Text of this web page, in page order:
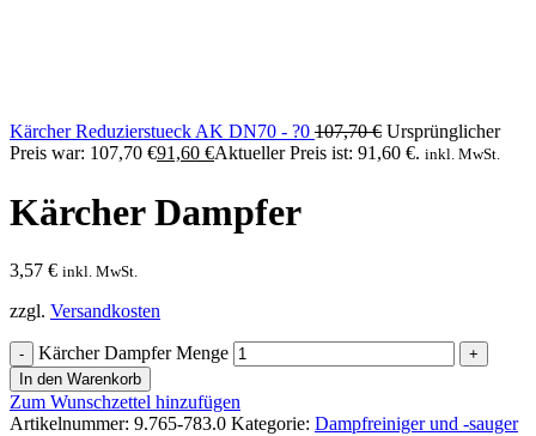
Kärcher Reduzierstueck AK DN70 - ?0 107,70€ Ursprünglicher
Preis war: 107,70 €91,60 €Aktueller Preis ist: 91,60 €. inkl. MwSt.
Kärcher Dampfer
3,57 € inkl. MwSt.
zzgl. Versandkosten
Kärcher Dampfer Menge
In den Warenkorb
Zum Wunschzettel hinzufügen
Artikelnummer: 9.765-783.0 Kategorie: Dampfreiniger und -sauger